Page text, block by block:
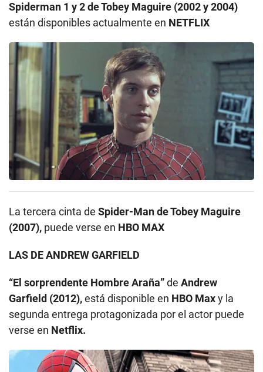
Spiderman 1 y 2 de Tobey Maguire (2002 y 2004)
están disponibles actualmente en NETFLIX
La tercera cinta de Spider-Man de Tobey Maguire
(2007), puede verse en HBO MAX
LAS DE ANDREW GARFIELD
“El sorprendente Hombre Araña”de Andrew
Garfield (2012),está disponible en HBO Maxy la
segunda entrega protagonizada por el actor puede
verse en Netflix.